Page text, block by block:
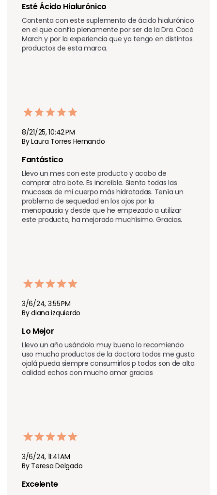
Esté Ácido Hialurónico
Contenta con este suplemento de ácido hialurónico
en el que confío plenamente por ser de la Dra. Cocó
March y por la experiencia que ya tengo en distintos
productos de esta marca.
8/21/25, 10:42 PM
By Laura Torres Hernando
Fantástico
Llevo un mes con este producto y acabo de
comprar otro bote. Es increíble. Siento todas las
mucosas de mi cuerpo más hidratadas. Tenía un
problema de sequedad en los ojos por la
menopausia y desde que he empezado a utilizar
este producto, ha mejorado muchísimo. Gracias.
3/6/24, 3:55 PM
By diana izquierdo
Lo Mejor
Llevo un año usándolo muy bueno lo recomiendo
uso mucho productos de la doctora todos me gusta
ojalá pueda siempre consumirlos p todos son de alta
calidad echos con mucho amor gracias
3/6/24, 11:41 AM
By Teresa Delgado
Excelente